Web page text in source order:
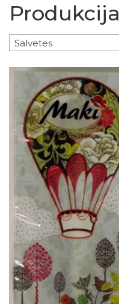
Produkcija
Salvetes